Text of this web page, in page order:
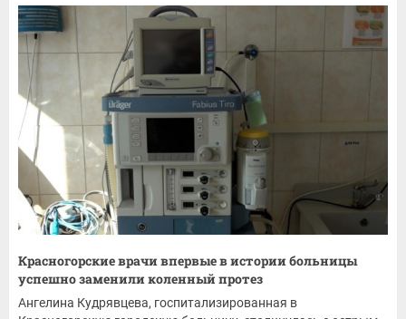
Красногорские врачи впервые в истории больницы
успешно заменили коленный протез
Ангелина Кудрявцева, госпитализированная в